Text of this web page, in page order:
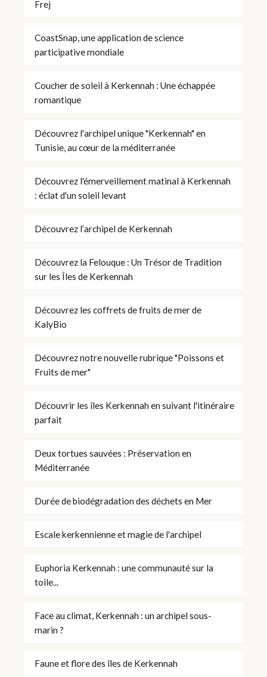
Frej
CoastSnap, une application de science
participative mondiale
Coucher de soleil à Kerkennah : Une échappée
romantique
Découvrez l'archipel unique "Kerkennah" en
Tunisie, au cœur de la méditerranée
Découvrez l'émerveillement matinal à Kerkennah
: éclat d'un soleil levant
Découvrez l’archipel de Kerkennah
Découvrez la Felouque : Un Trésor de Tradition
sur les Îles de Kerkennah
Découvrez les coffrets de fruits de mer de
KalyBio
Découvrez notre nouvelle rubrique "Poissons et
Fruits de mer"
Découvrir les îles Kerkennah en suivant l'itinéraire
parfait
Deux tortues sauvées : Préservation en
Méditerranée
Durée de biodégradation des déchets en Mer
Escale kerkennienne et magie de l'archipel
Euphoria Kerkennah : une communauté sur la
toile...
Face au climat, Kerkennah : un archipel sous-
marin ?
Faune et flore des îles de Kerkennah